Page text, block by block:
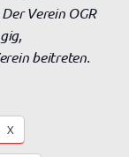
Verein OGR
beitreten.
X